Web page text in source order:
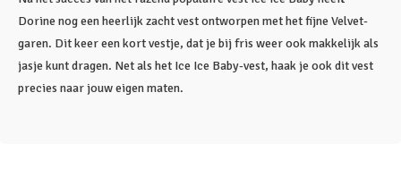
Dorine nog een heerlijk zacht vest ontworpen met het fijne Velvet-
garen. Dit keer een kort vestje, dat je bij fris weer ook makkelijk als
jasje kunt dragen. Net als het Ice Ice Baby-vest, haak je ook dit vest
precies naar jouw eigen maten.